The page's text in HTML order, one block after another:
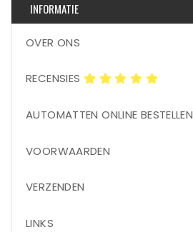
INFORMATIE
OVER ONS
RECENSIES
AUTOMATTEN ONLINE BESTELLEN
VOORWAARDEN
VERZENDEN
LINKS